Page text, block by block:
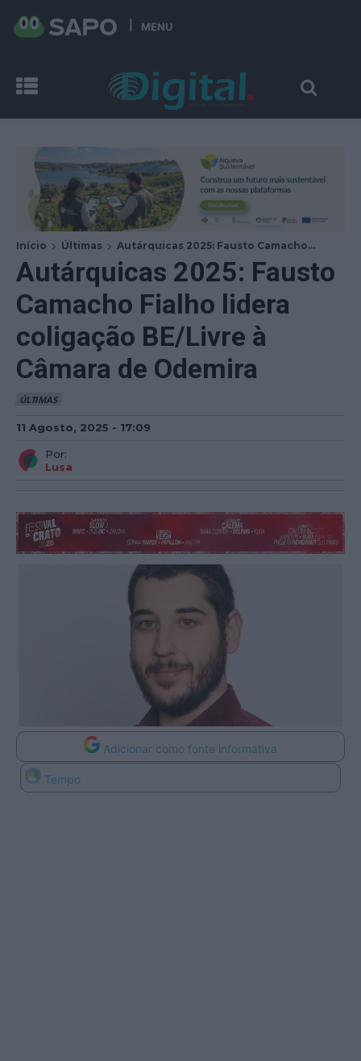
MENU
Início Últimas Autárquicas 2025: Fausto Camacho...
Autárquicas 2025: Fausto
Camacho Fialho lidera
coligação BE/Livre à
Câmara de Odemira
ÚLTIMAS
11 Agosto, 2025 - 17:09
Por:
Lusa
Adicionar como fonte informativa
Tempo